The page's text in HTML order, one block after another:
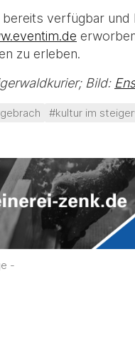
verfügbar
zu erleben.
Bild:
#kultur im
-